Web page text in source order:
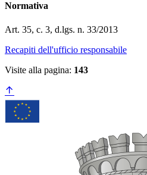
Normativa
Art. 35, c. 3, d.lgs. n. 33/2013
Recapiti dell'ufficio responsabile
Visite alla pagina: 143